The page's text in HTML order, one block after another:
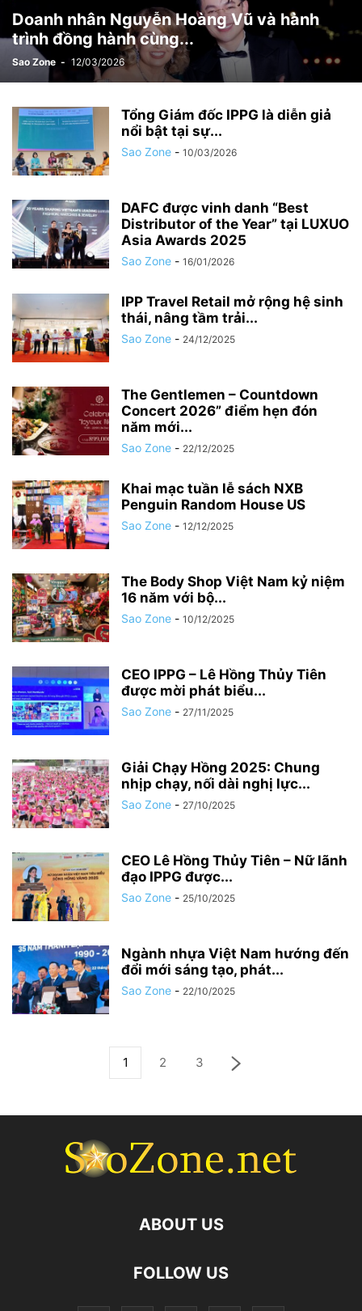
Doanh nhân Nguyễn Hoàng Vũ và hành
trình đồng hành cùng...
Sao Zone - 12/03/2026
Tổng Giám đốc IPPG là diễn giả
nổi bật tại sự...
Sao Zone - 10/03/2026
DAFC được vinh danh “Best
Distributor of the Year” tại LUXUO
Asia Awards 2025
Sao Zone - 16/01/2026
IPP Travel Retail mở rộng hệ sinh
thái, nâng tầm trải...
Sao Zone - 24/12/2025
The Gentlemen – Countdown
Concert 2026” điểm hẹn đón
năm mới...
Sao Zone - 22/12/2025
Khai mạc tuần lễ sách NXB
Penguin Random House US
Sao Zone - 12/12/2025
The Body Shop Việt Nam kỷ niệm
16 năm với bộ...
Sao Zone - 10/12/2025
CEO IPPG – Lê Hồng Thủy Tiên
được mời phát biểu...
Sao Zone - 27/11/2025
Giải Chạy Hồng 2025: Chung
nhịp chạy, nối dài nghị lực...
Sao Zone - 27/10/2025
CEO Lê Hồng Thủy Tiên – Nữ lãnh
đạo IPPG được...
Sao Zone - 25/10/2025
Ngành nhựa Việt Nam hướng đến
đổi mới sáng tạo, phát...
Sao Zone - 22/10/2025
1 2 3
ABOUT US
FOLLOW US